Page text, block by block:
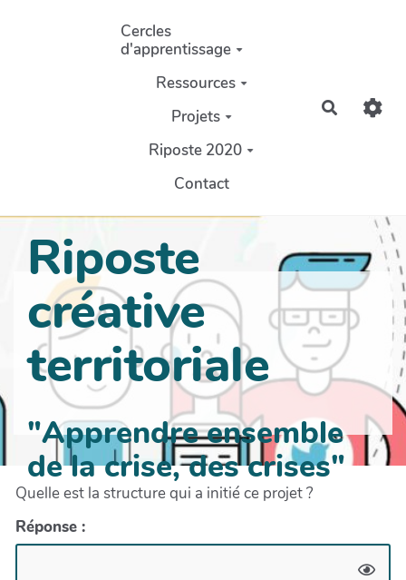
Aller au contenu principal
Cercles
d'apprentissage
Ressources
Projets
Riposte 2020
Contact
Riposte
créative
territoriale
"Apprendre ensemble
de la crise, des crises"
Quelle est la structure qui a initié ce projet ?
Réponse :